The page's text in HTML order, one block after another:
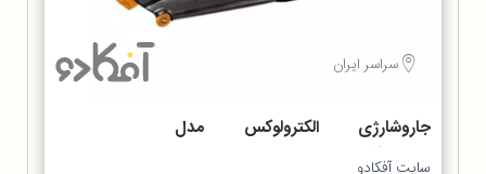
سراسر ایران
جاروشارژی الکترولوکس مدل
ZB6214IGM
سایت آفکادو